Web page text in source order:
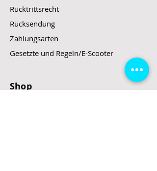
Rücktrittsrecht
Rücksendung
Zahlungsarten
Gesetzte und Regeln/E-Scooter
Shop